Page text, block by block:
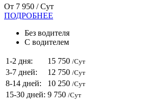
От 7 950 / Сут
ПОДРОБНЕЕ
Без водителя
С водителем
1-2 дня: 15 750 /Сут
3-7 дней: 12 750 /Сут
8-14 дней: 10 250 /Сут
15-30 дней: 9 750 /Сут